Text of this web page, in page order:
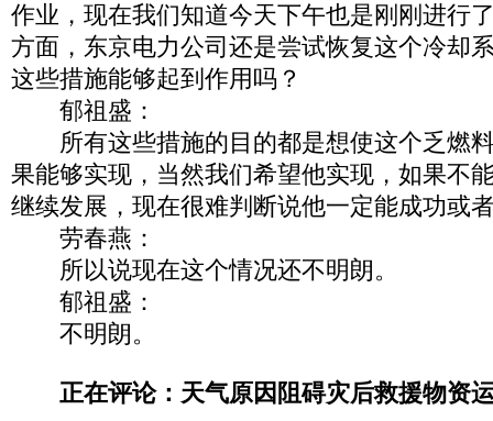
作业，现在我们知道今天下午也是刚刚进行
方面，东京电力公司还是尝试恢复这个冷却
这些措施能够起到作用吗？
郁祖盛：
所有这些措施的目的都是想使这个乏燃
果能够实现，当然我们希望他实现，如果不
继续发展，现在很难判断说他一定能成功或
劳春燕：
所以说现在这个情况还不明朗。
郁祖盛：
不明朗。
正在评论：天气原因阻碍灾后救援物资